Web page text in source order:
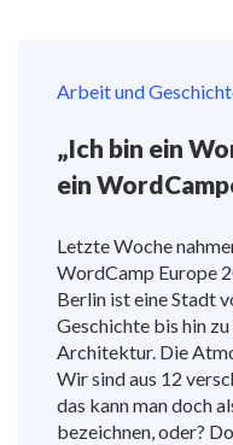
Arbeit und
„Ich bin ein
ein
Letzte Woche
WordCamp Europe
Berlin ist eine Stadt
Geschichte bis hin
Architektur. Die
Wir sind aus 12
das kann man doch
bezeichnen, oder?